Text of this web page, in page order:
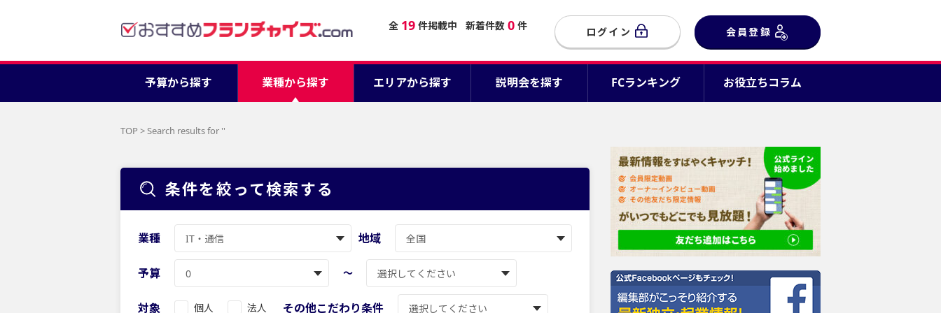
全 19 件掲載中 新着件数 0 件 ログイン 会員登録
予算から探す 業種から探す エリアから探す 説明会を探す FCランキング お役立ちコラム
TOP >Search results for ''
条件を絞って検索する
業種 地域
予算 〜
対象 個人 法人 その他こだわり条件